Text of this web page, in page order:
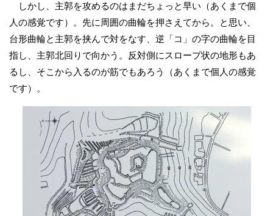
しかし、主郭を攻めるのはまだちょっと早い（あくまで個
人の感覚です）。先に周囲の曲輪を押さえてから。と思い、
台形曲輪と主郭を挟んで対をなす、逆「コ」の字の曲輪を目
指し、主郭北回りで向かう。反対側にスロープ状の地形もあ
るし、そこから入るのが筋でもあろう（あくまで個人の感覚
です）。